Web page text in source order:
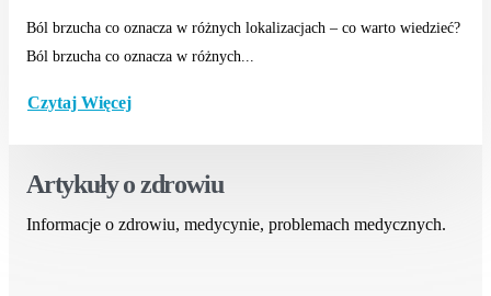
Ból brzucha co oznacza w różnych lokalizacjach – co warto wiedzieć?
Ból brzucha co oznacza w różnych...
Czytaj Więcej
Artykuły o zdrowiu
Informacje o zdrowiu, medycynie, problemach medycznych.